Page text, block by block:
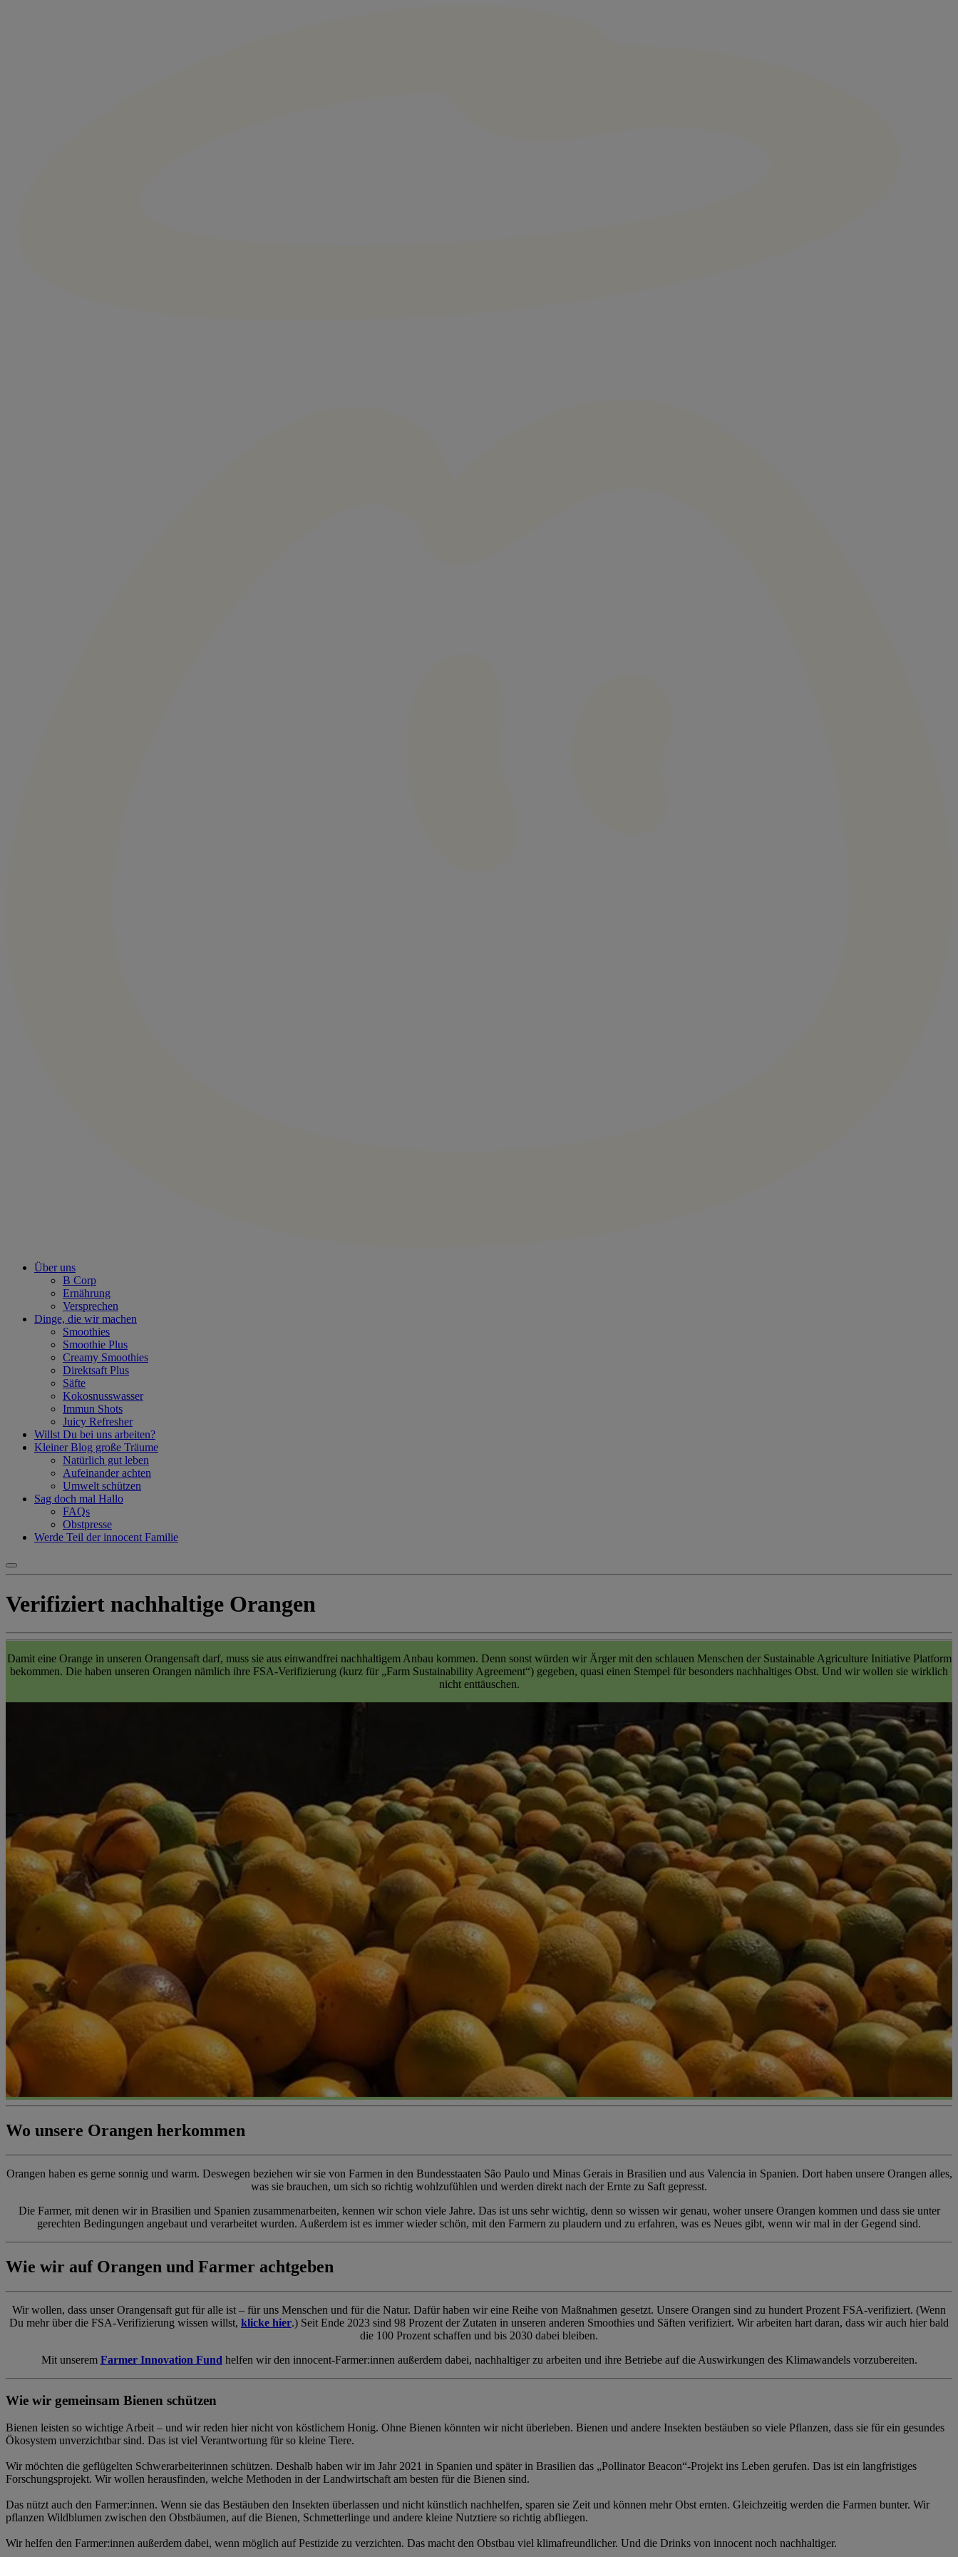
Über uns
B Corp
Ernährung
Versprechen
Dinge, die wir machen
Smoothies
Smoothie Plus
Creamy Smoothies
Direktsaft Plus
Säfte
Kokosnusswasser
Immun Shots
Juicy Refresher
Willst Du bei uns arbeiten?
Kleiner Blog große Träume
Natürlich gut leben
Aufeinander achten
Umwelt schützen
Sag doch mal Hallo
FAQs
Obstpresse
Werde Teil der innocent Familie
Verifiziert nachhaltige Orangen
Damit eine Orange in unseren Orangensaft darf, muss sie aus einwandfrei nachhaltigem Anbau kommen. Denn sonst würden wir Ärger mit den schlauen Menschen der Sustainable Agriculture Initiative Platform
bekommen. Die haben unseren Orangen nämlich ihre FSA-Verifizierung (kurz für „Farm Sustainability Agreement“) gegeben, quasi einen Stempel für besonders nachhaltiges Obst. Und wir wollen sie wirklich
nicht enttäuschen.
Wo unsere Orangen herkommen
Orangen haben es gerne sonnig und warm. Deswegen beziehen wir sie von Farmen in den Bundesstaaten São Paulo und Minas Gerais in Brasilien und aus Valencia in Spanien. Dort haben unsere Orangen alles,
was sie brauchen, um sich so richtig wohlzufühlen und werden direkt nach der Ernte zu Saft gepresst.
Die Farmer, mit denen wir in Brasilien und Spanien zusammenarbeiten, kennen wir schon viele Jahre. Das ist uns sehr wichtig, denn so wissen wir genau, woher unsere Orangen kommen und dass sie unter
gerechten Bedingungen angebaut und verarbeitet wurden. Außerdem ist es immer wieder schön, mit den Farmern zu plaudern und zu erfahren, was es Neues gibt, wenn wir mal in der Gegend sind.
Wie wir auf Orangen und Farmer achtgeben
Wir wollen, dass unser Orangensaft gut für alle ist – für uns Menschen und für die Natur. Dafür haben wir eine Reihe von Maßnahmen gesetzt. Unsere Orangen sind zu hundert Prozent FSA-verifiziert. (Wenn
Du mehr über die FSA-Verifizierung wissen willst, klicke hier.) Seit Ende 2023 sind 98 Prozent der Zutaten in unseren anderen Smoothies und Säften verifiziert. Wir arbeiten hart daran, dass wir auch hier bald
die 100 Prozent schaffen und bis 2030 dabei bleiben.
Mit unserem Farmer Innovation Fund helfen wir den innocent-Farmer:innen außerdem dabei, nachhaltiger zu arbeiten und ihre Betriebe auf die Auswirkungen des Klimawandels vorzubereiten.
Wie wir gemeinsam Bienen schützen
Bienen leisten so wichtige Arbeit – und wir reden hier nicht von köstlichem Honig. Ohne Bienen könnten wir nicht überleben. Bienen und andere Insekten bestäuben so viele Pflanzen, dass sie für ein gesundes
Ökosystem unverzichtbar sind. Das ist viel Verantwortung für so kleine Tiere.
Wir möchten die geflügelten Schwerarbeiterinnen schützen. Deshalb haben wir im Jahr 2021 in Spanien und später in Brasilien das „Pollinator Beacon“-Projekt ins Leben gerufen. Das ist ein langfristiges
Forschungsprojekt. Wir wollen herausfinden, welche Methoden in der Landwirtschaft am besten für die Bienen sind.
Das nützt auch den Farmer:innen. Wenn sie das Bestäuben den Insekten überlassen und nicht künstlich nachhelfen, sparen sie Zeit und können mehr Obst ernten. Gleichzeitig werden die Farmen bunter. Wir
pflanzen Wildblumen zwischen den Obstbäumen, auf die Bienen, Schmetterlinge und andere kleine Nutztiere so richtig abfliegen.
Wir helfen den Farmer:innen außerdem dabei, wenn möglich auf Pestizide zu verzichten. Das macht den Obstbau viel klimafreundlicher. Und die Drinks von innocent noch nachhaltiger.